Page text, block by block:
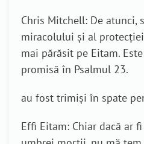
Chris Mitchell: De atunci,
miracolului și al
mai părăsit pe Eitam.
promisă în Psalmul 23.
au fost trimiși în spate
Effi Eitam: Chiar dacă ar